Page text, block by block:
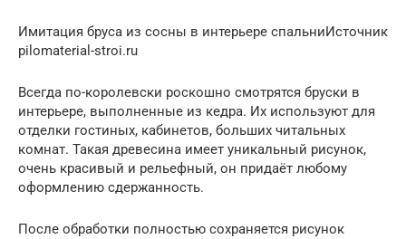
Имитация бруса из сосны в интерьере спальниИсточник
pilomaterial-stroi.ru
Всегда по-королевски роскошно смотрятся бруски в
интерьере, выполненные из кедра. Их используют для
отделки гостиных, кабинетов, больших читальных
комнат. Такая древесина имеет уникальный рисунок,
очень красивый и рельефный, он придаёт любому
оформлению сдержанность.
После обработки полностью сохраняется рисунок